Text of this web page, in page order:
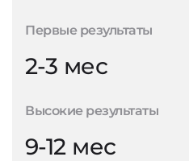
Первые результаты
2-3 мес
Высокие результаты
9-12 мес